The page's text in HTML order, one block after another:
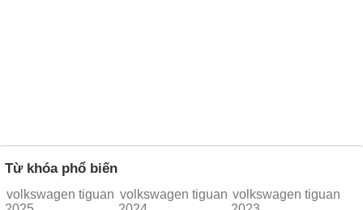
Từ khóa phổ biến
volkswagen tiguan volkswagen tiguan volkswagen tiguan